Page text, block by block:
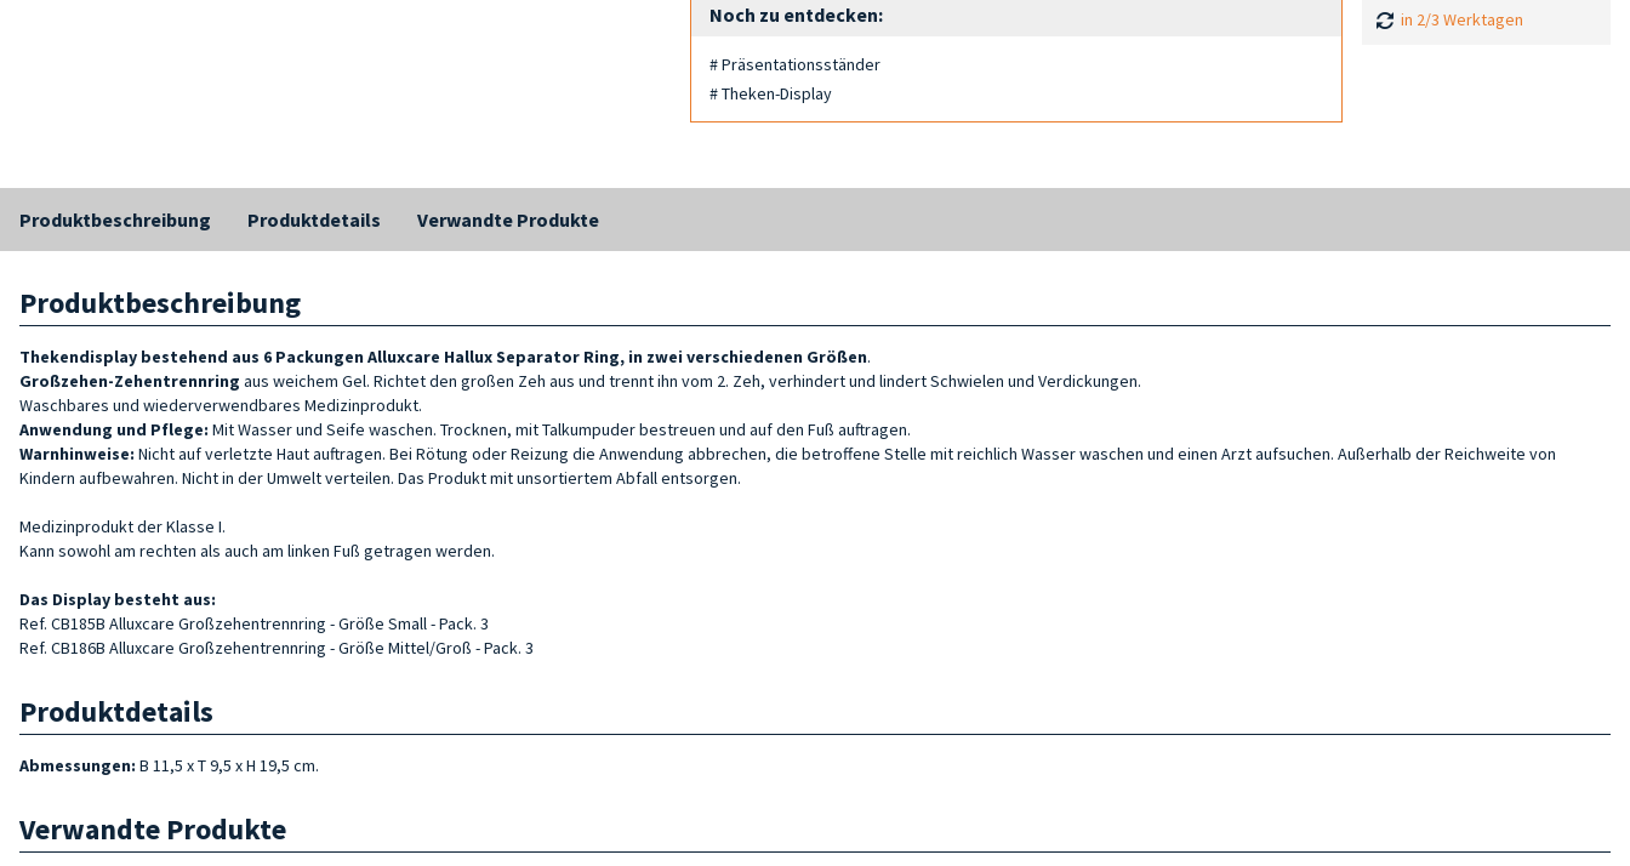
Noch zu entdecken:
# Präsentationsständer
# Theken-Display
in 2/3 Werktagen
Produktbeschreibung Produktdetails Verwandte Produkte
Produktbeschreibung
Thekendisplay bestehend aus 6 Packungen Alluxcare Hallux Separator Ring, in zwei verschiedenen Größen.
Großzehen-Zehentrennring aus weichem Gel. Richtet den großen Zeh aus und trennt ihn vom 2. Zeh, verhindert und lindert Schwielen und Verdickungen.
Waschbares und wiederverwendbares Medizinprodukt.
Anwendung und Pflege: Mit Wasser und Seife waschen. Trocknen, mit Talkumpuder bestreuen und auf den Fuß auftragen.
Warnhinweise: Nicht auf verletzte Haut auftragen. Bei Rötung oder Reizung die Anwendung abbrechen, die betroffene Stelle mit reichlich Wasser waschen und einen Arzt aufsuchen. Außerhalb der Reichweite von
Kindern aufbewahren. Nicht in der Umwelt verteilen. Das Produkt mit unsortiertem Abfall entsorgen.
Medizinprodukt der Klasse I.
Kann sowohl am rechten als auch am linken Fuß getragen werden.
Das Display besteht aus:
Ref. CB185B Alluxcare Großzehentrennring - Größe Small - Pack. 3
Ref. CB186B Alluxcare Großzehentrennring - Größe Mittel/Groß - Pack. 3
Produktdetails
Abmessungen: B 11,5 x T 9,5 x H 19,5 cm.
Verwandte Produkte